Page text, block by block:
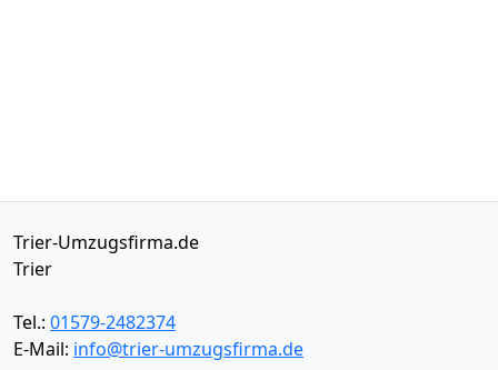
Trier-Umzugsfirma.de
Trier
Tel.: 01579-2482374
E-Mail: info@trier-umzugsfirma.de